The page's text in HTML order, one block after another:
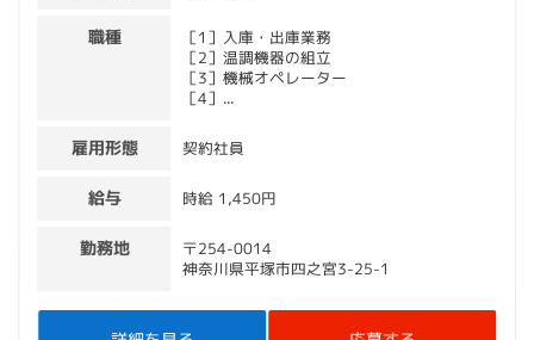
職種
［1］入庫・出庫業務
［2］温調機器の組立
［3］機械オペレーター
［4］...
雇用形態 契約社員
給与 時給 1,450円
勤務地 〒254-0014
神奈川県平塚市四之宮3-25-1